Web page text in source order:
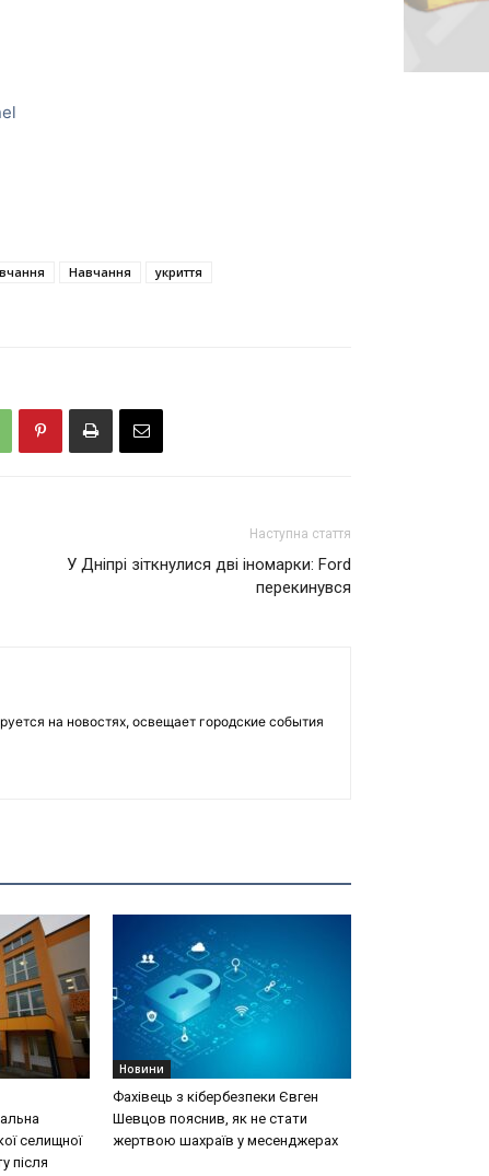
Навчання
укриття
Наступна стаття
У Дніпрі зіткнулися дві іномарки: Ford
перекинувся
на новостях, освещает городские события
селищної
після
Новини
Фахівець з кібербезпеки Євген
Шевцов пояснив, як не стати
жертвою шахраїв у месенджерах